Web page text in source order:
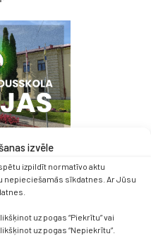
izvēle
izpildīt normatīvo aktu
nepieciešamās sīkdatnes. Ar Jūsu
uz pogas “Piekrītu” vai
uz pogas “Nepiekrītu”.